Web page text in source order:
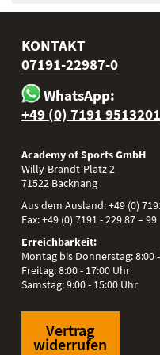
KONTAKT
07191-22987-0
WhatsApp:
+49 (0) 7191 9513201
Academy of Sports GmbH
Willy-Brandt-Platz 2
71522 Backnang
Aus dem Ausland:+49 (0)
Fax:+49 (0) 7191 - 229 87 – 99
Erreichbarkeit:
Montag bis Donnerstag: 8:00
Freitag: 8:00 - 17:00 Uhr
Samstag: 9:00 - 15:00 Uhr
Vertrag
widerrufen